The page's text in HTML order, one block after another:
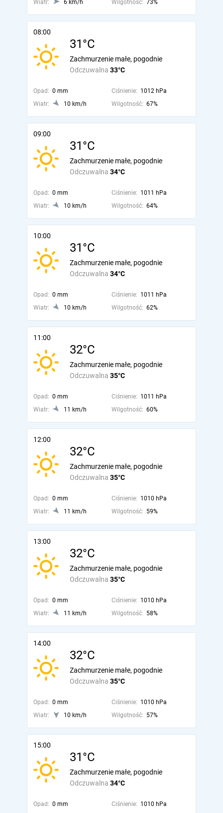
Wiatr: 6 km/h Wilgotność: 73%
08:00
31°C
Odczuwalna 33°C
Zachmurzenie małe, pogodnie
Opad: 0 mm Ciśnienie: 1012 hPa
Wiatr:
10 km/h Wilgotność: 67%
09:00
31°C
Odczuwalna 34°C
Zachmurzenie małe, pogodnie
Opad: 0 mm Ciśnienie: 1011 hPa
Wiatr:
10 km/h Wilgotność: 64%
10:00
31°C
Odczuwalna 34°C
Zachmurzenie małe, pogodnie
Opad: 0 mm Ciśnienie: 1011 hPa
Wiatr:
10 km/h Wilgotność: 62%
11:00
32°C
Odczuwalna 35°C
Zachmurzenie małe, pogodnie
Opad: 0 mm Ciśnienie: 1011 hPa
Wiatr:
11 km/h Wilgotność: 60%
12:00
32°C
Odczuwalna 35°C
Zachmurzenie małe, pogodnie
Opad: 0 mm Ciśnienie: 1010 hPa
Wiatr:
11 km/h Wilgotność: 59%
13:00
32°C
Odczuwalna 35°C
Zachmurzenie małe, pogodnie
Opad: 0 mm Ciśnienie: 1010 hPa
Wiatr:
11 km/h Wilgotność: 58%
14:00
32°C
Odczuwalna 35°C
Zachmurzenie małe, pogodnie
Opad: 0 mm Ciśnienie: 1010 hPa
Wiatr:
10 km/h Wilgotność: 57%
15:00
31°C
Odczuwalna 34°C
Zachmurzenie małe, pogodnie
Opad: 0 mm Ciśnienie: 1010 hPa